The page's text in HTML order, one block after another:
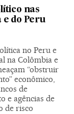
nas
e do Peru
no Peru e
na Colômbia e
“obstruir
econômico,
de
e agências de
de risco